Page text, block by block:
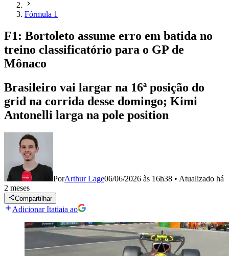
Fórmula 1
F1: Bortoleto assume erro em batida no
treino classificatório para o GP de
Mônaco
Brasileiro vai largar na 16ª posição do
grid na corrida desse domingo; Kimi
Antonelli larga na pole position
PorArthur Lage06/06/2026 às 16h38 • Atualizado há
2 meses
Compartilhar
Adicionar Itatiaia ao